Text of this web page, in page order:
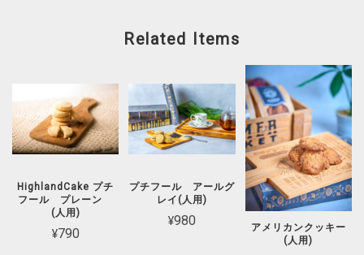
Related Items
HighlandCake プチ
フール プレーン
(人用)
¥790
プチフール アールグ
レイ(人用)
¥980
アメリカンクッキー
(人用)